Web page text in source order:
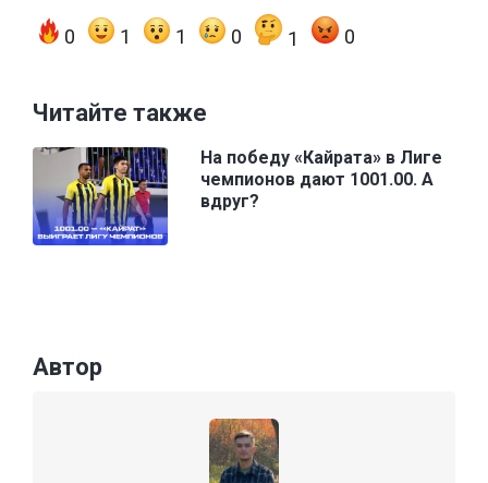
0 1 1 0 1 0
Читайте также
На победу «Кайрата» в Лиге
чемпионов дают 1001.00. А
вдруг?
Автор